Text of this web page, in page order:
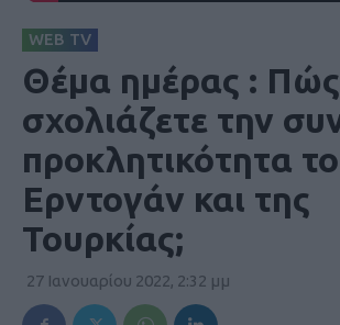
WEB TV
Θέμα ημέρας : Πώς
σχολιάζετε την
προκλητικότητα
Ερντογάν και της
Τουρκίας;
27 Ιανουαρίου 2022, 2:32 μμ